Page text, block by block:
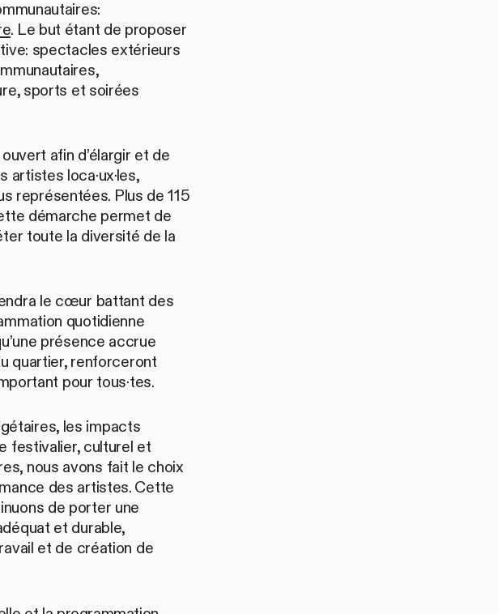
. Le but étant de proposer
spectacles extérieurs
sports et soirées
ouvert afin d’élargir et de
loca·ux·les,
représentées. Plus de 115
démarche permet de
toute la diversité de la
le cœur battant des
quotidienne
présence accrue
quartier, renforceront
pour tous·tes.
les impacts
festivalier, culturel et
nous avons fait le choix
des artistes. Cette
de porter une
et durable,
et de création de